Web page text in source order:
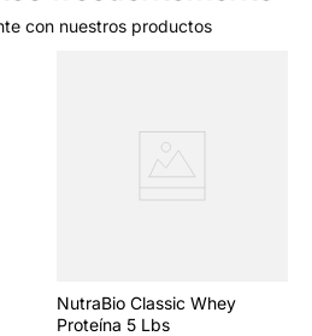
con nuestros productos
NutraBio Classic Whey
Proteína 5 Lbs